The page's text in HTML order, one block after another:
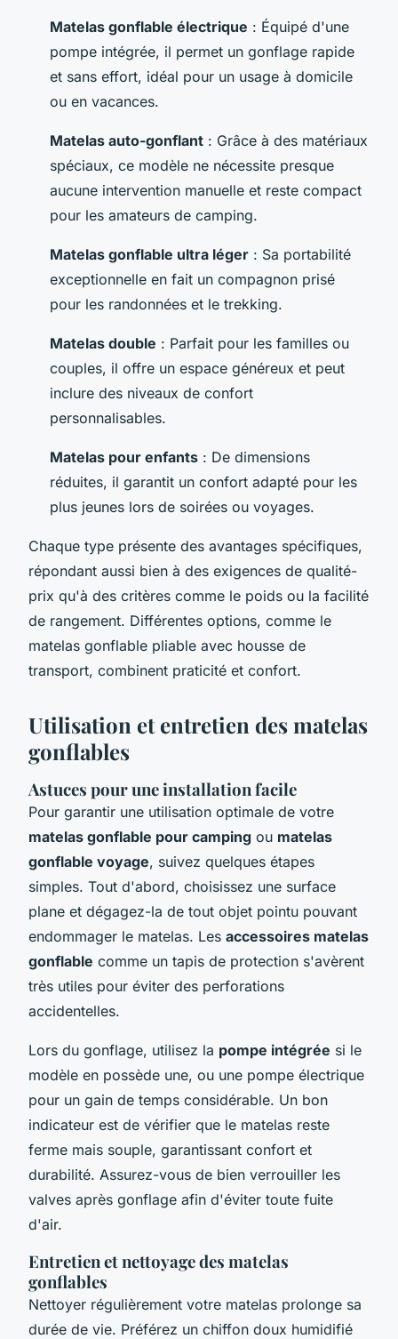
Matelas gonflable électrique : Équipé d'une
pompe intégrée, il permet un gonflage rapide
et sans effort, idéal pour un usage à domicile
ou en vacances.
Matelas auto-gonflant : Grâce à des matériaux
spéciaux, ce modèle ne nécessite presque
aucune intervention manuelle et reste compact
pour les amateurs de camping.
Matelas gonflable ultra léger : Sa portabilité
exceptionnelle en fait un compagnon prisé
pour les randonnées et le trekking.
Matelas double : Parfait pour les familles ou
couples, il offre un espace généreux et peut
inclure des niveaux de confort
personnalisables.
Matelas pour enfants : De dimensions
réduites, il garantit un confort adapté pour les
plus jeunes lors de soirées ou voyages.
Chaque type présente des avantages spécifiques,
répondant aussi bien à des exigences de qualité-
prix qu'à des critères comme le poids ou la facilité
de rangement. Différentes options, comme le
matelas gonflable pliable avec housse de
transport, combinent praticité et confort.
Utilisation et entretien des matelas
gonflables
Astuces pour une installation facile
Pour garantir une utilisation optimale de votre
matelas gonflable pour camping ou matelas
gonflable voyage, suivez quelques étapes
simples. Tout d'abord, choisissez une surface
plane et dégagez-la de tout objet pointu pouvant
endommager le matelas. Les accessoires matelas
gonflable comme un tapis de protection s'avèrent
très utiles pour éviter des perforations
accidentelles.
Lors du gonflage, utilisez la pompe intégrée si le
modèle en possède une, ou une pompe électrique
pour un gain de temps considérable. Un bon
indicateur est de vérifier que le matelas reste
ferme mais souple, garantissant confort et
durabilité. Assurez-vous de bien verrouiller les
valves après gonflage afin d'éviter toute fuite
d'air.
Entretien et nettoyage des matelas
gonflables
Nettoyer régulièrement votre matelas prolonge sa
durée de vie. Préférez un chiffon doux humidifié